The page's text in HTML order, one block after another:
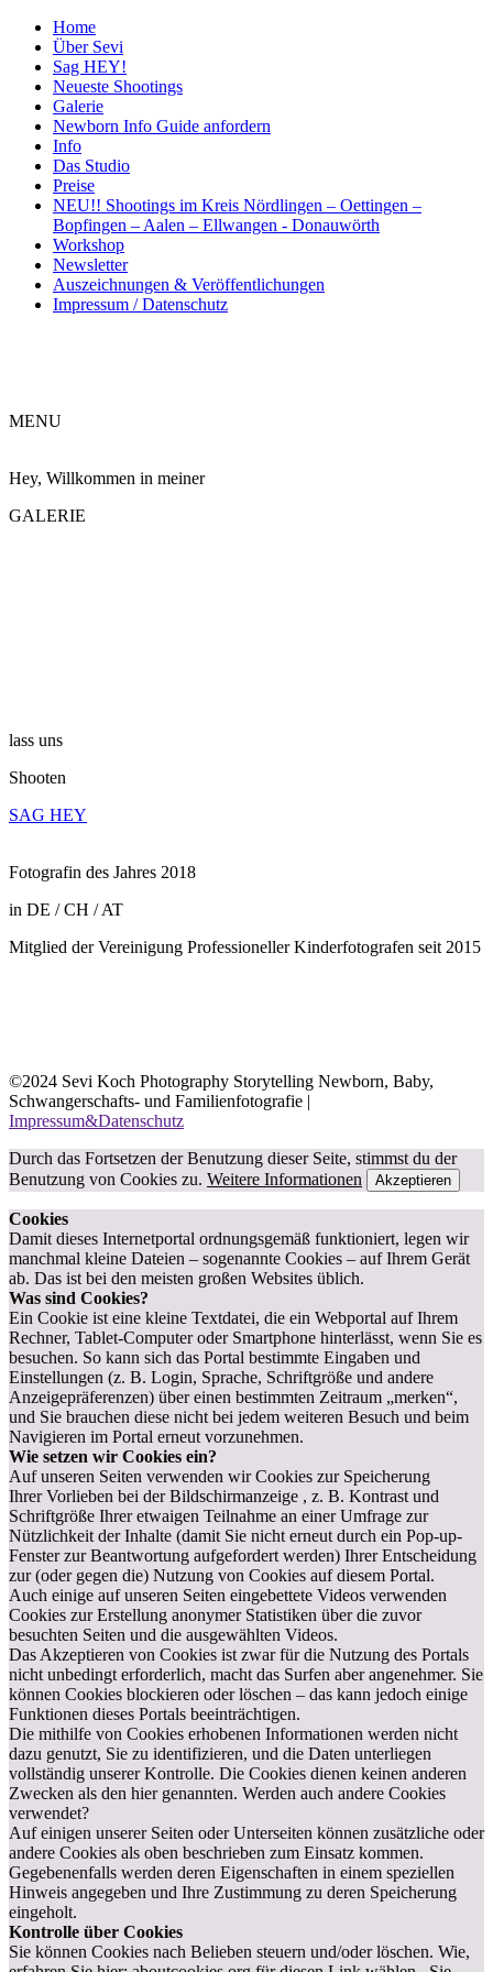
Home
Über Sevi
Sag HEY!
Neueste Shootings
Galerie
Newborn Info Guide anfordern
Info
Das Studio
Preise
NEU!! Shootings im Kreis Nördlingen – Oettingen –
Bopfingen – Aalen – Ellwangen - Donauwörth
Workshop
Newsletter
Auszeichnungen & Veröffentlichungen
Impressum / Datenschutz
MENU
Hey, Willkommen in meiner
GALERIE
lass uns
Shooten
SAG HEY
Fotografin des Jahres 2018
in DE / CH / AT
Mitglied der Vereinigung Professioneller Kinderfotografen seit 2015
©2024 Sevi Koch Photography Storytelling Newborn, Baby,
Schwangerschafts- und Familienfotografie |
Impressum&Datenschutz
Durch das Fortsetzen der Benutzung dieser Seite, stimmst du der
Benutzung von Cookies zu. Weitere Informationen Akzeptieren
Cookies
Damit dieses Internetportal ordnungsgemäß funktioniert, legen wir
manchmal kleine Dateien – sogenannte Cookies – auf Ihrem Gerät
ab. Das ist bei den meisten großen Websites üblich.
Was sind Cookies?
Ein Cookie ist eine kleine Textdatei, die ein Webportal auf Ihrem
Rechner, Tablet-Computer oder Smartphone hinterlässt, wenn Sie es
besuchen. So kann sich das Portal bestimmte Eingaben und
Einstellungen (z. B. Login, Sprache, Schriftgröße und andere
Anzeigepräferenzen) über einen bestimmten Zeitraum „merken“,
und Sie brauchen diese nicht bei jedem weiteren Besuch und beim
Navigieren im Portal erneut vorzunehmen.
Wie setzen wir Cookies ein?
Auf unseren Seiten verwenden wir Cookies zur Speicherung
Ihrer Vorlieben bei der Bildschirmanzeige , z. B. Kontrast und
Schriftgröße Ihrer etwaigen Teilnahme an einer Umfrage zur
Nützlichkeit der Inhalte (damit Sie nicht erneut durch ein Pop-up-
Fenster zur Beantwortung aufgefordert werden) Ihrer Entscheidung
zur (oder gegen die) Nutzung von Cookies auf diesem Portal.
Auch einige auf unseren Seiten eingebettete Videos verwenden
Cookies zur Erstellung anonymer Statistiken über die zuvor
besuchten Seiten und die ausgewählten Videos.
Das Akzeptieren von Cookies ist zwar für die Nutzung des Portals
nicht unbedingt erforderlich, macht das Surfen aber angenehmer. Sie
können Cookies blockieren oder löschen – das kann jedoch einige
Funktionen dieses Portals beeinträchtigen.
Die mithilfe von Cookies erhobenen Informationen werden nicht
dazu genutzt, Sie zu identifizieren, und die Daten unterliegen
vollständig unserer Kontrolle. Die Cookies dienen keinen anderen
Zwecken als den hier genannten. Werden auch andere Cookies
verwendet?
Auf einigen unserer Seiten oder Unterseiten können zusätzliche oder
andere Cookies als oben beschrieben zum Einsatz kommen.
Gegebenenfalls werden deren Eigenschaften in einem speziellen
Hinweis angegeben und Ihre Zustimmung zu deren Speicherung
eingeholt.
Kontrolle über Cookies
Sie können Cookies nach Belieben steuern und/oder löschen. Wie,